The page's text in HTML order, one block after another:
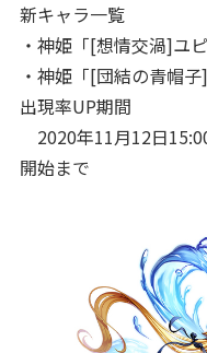
新キャラ一覧
・神姫「[想情交渦]ユ
・神姫「[団結の青帽子
出現率UP期間
2020年11月12日
開始まで